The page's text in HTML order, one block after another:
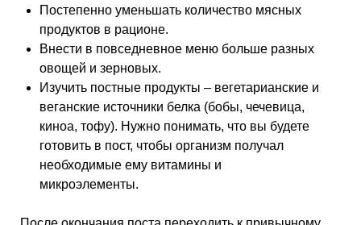
Постепенно уменьшать количество мясных
продуктов в рационе.
Внести в повседневное меню больше разных
овощей и зерновых.
Изучить постные продукты – вегетарианские и
веганские источники белка (бобы, чечевица,
киноа, тофу). Нужно понимать, что вы будете
готовить в пост, чтобы организм получал
необходимые ему витамины и
микроэлементы.